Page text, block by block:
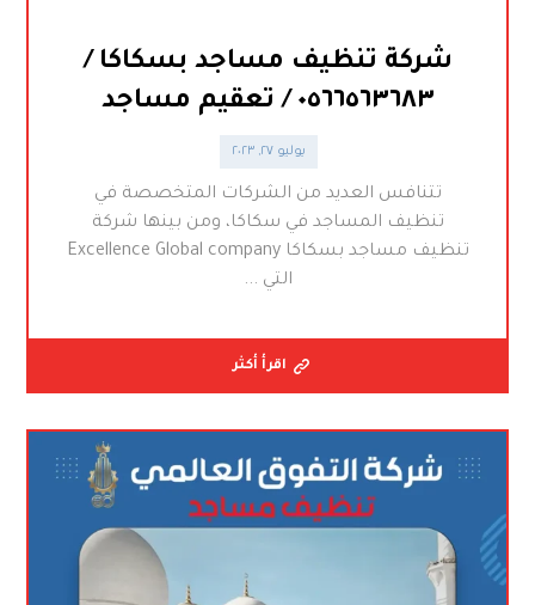
شركة تنظيف مساجد بسكاكا /
٠٥٦٦٥٦٣٦٨٣ / تعقيم مساجد
يوليو ٢٧, ٢٠٢٣
تتنافس العديد من الشركات المتخصصة في
تنظيف المساجد في سكاكا، ومن بينها شركة
تنظيف مساجد بسكاكا Excellence Global company
التي ...
اقرأ أكثر